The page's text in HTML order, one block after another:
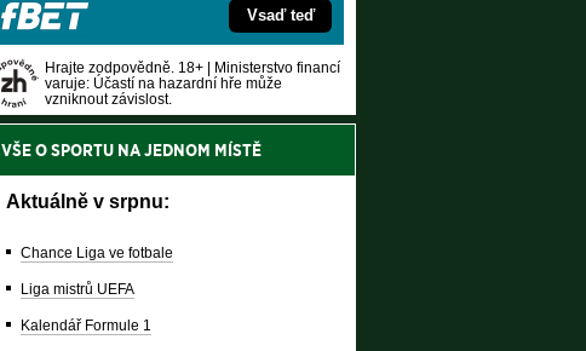
Vsaď teď
Hrajte zodpovědně. 18+ | Ministerstvo financí
varuje: Účastí na hazardní hře může
vzniknout závislost.
VŠE O SPORTU NA JEDNOM MÍSTĚ
Aktuálně v srpnu:
Chance Liga ve fotbale
Liga mistrů UEFA
Kalendář Formule 1